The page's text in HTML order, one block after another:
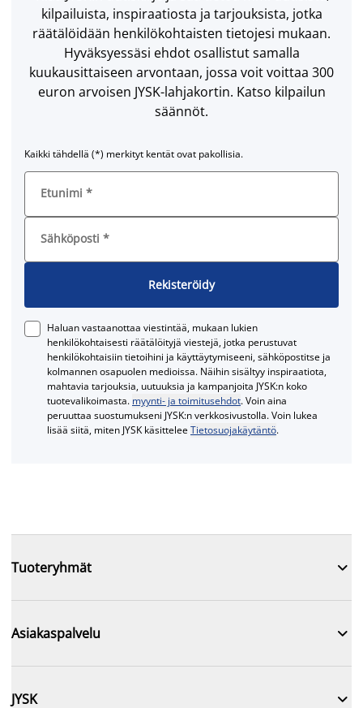
kilpailuista, inspiraatiosta ja tarjouksista, jotka
räätälöidään henkilökohtaisten tietojesi mukaan.
Hyväksyessäsi ehdot osallistut samalla
kuukausittaiseen arvontaan, jossa voit voittaa 300
euron arvoisen JYSK-lahjakortin. Katso kilpailun
säännöt.
Kaikki tähdellä (*) merkityt kentät ovat pakollisia.
Etunimi *
Sähköposti *
Rekisteröidy
Haluan vastaanottaa viestintää, mukaan lukien
henkilökohtaisesti räätälöityjä viestejä, jotka perustuvat
henkilökohtaisiin tietoihini ja käyttäytymiseeni, sähköpostitse ja
kolmannen osapuolen medioissa. Näihin sisältyy inspiraatiota,
mahtavia tarjouksia, uutuuksia ja kampanjoita JYSK:n koko
tuotevalikoimasta. myynti- ja toimitusehdot. Voin aina
peruuttaa suostumukseni JYSK:n verkkosivustolla. Voin lukea
lisää siitä, miten JYSK käsitteleeTietosuojakäytäntö.
Tuoteryhmät 
Asiakaspalvelu 
JYSK 